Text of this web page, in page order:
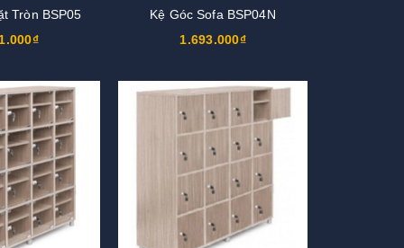
Tròn BSP05
Kệ Góc Sofa BSP04N
1.693.000₫